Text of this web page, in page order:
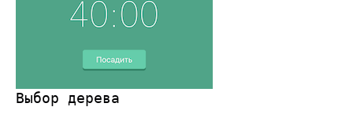
Выбор дерева